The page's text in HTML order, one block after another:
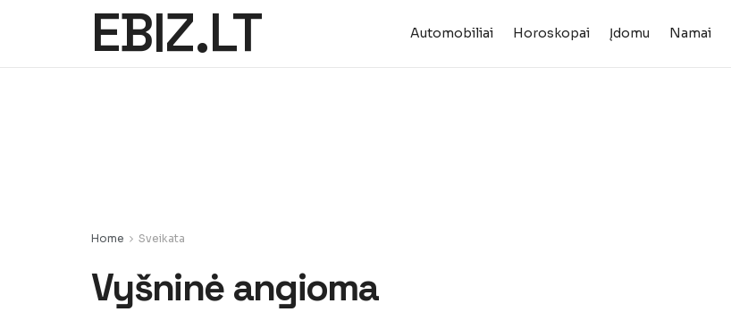
EBIZ.LT Automobiliai Horoskopai Įdomu Namai
Home Sveikata
Vyšninė angioma